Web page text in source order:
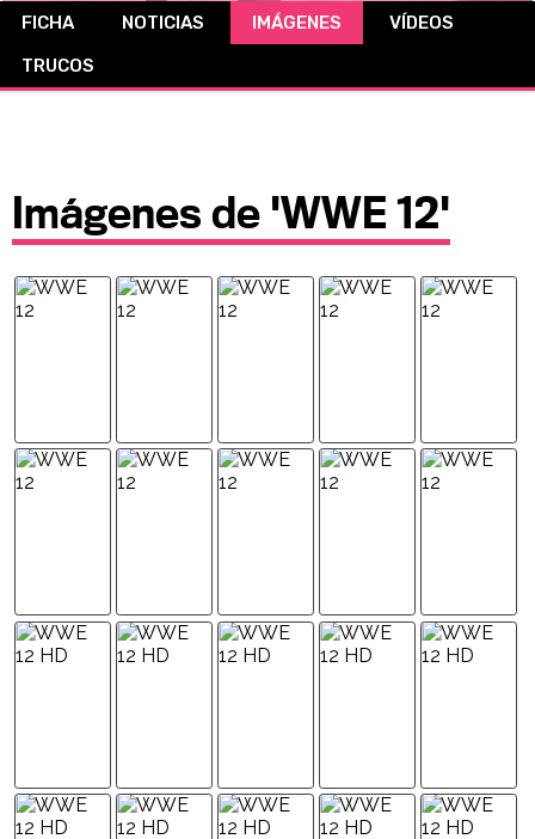
CÓMICS
FICHA NOTICIAS IMÁGENES
VÍDEOS
TRUCOS
Imágenes de 'WWE 12'